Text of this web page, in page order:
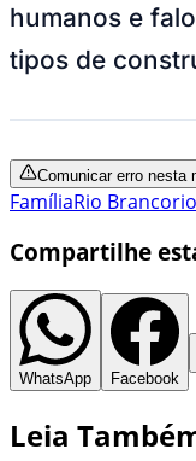
humanos e
tipos de
Comunicar erro nesta
FamíliaRio Branco
Compartilhe
WhatsApp Facebook
Leia